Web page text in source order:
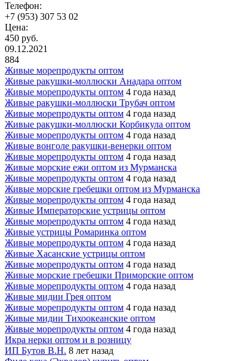
Телефон:
+7 (953) 307 53 02
Цена:
450 руб.
09.12.2021
884
Живые морепродукты оптом
Живые ракушки-моллюски Анадара оптом
Живые морепродукты оптом 4 года назад
Живые ракушки-моллюски Трубач оптом
Живые морепродукты оптом 4 года назад
Живые ракушки-моллюски Корбикула оптом
Живые морепродукты оптом 4 года назад
Живые вонголе ракушки-венерки оптом
Живые морепродукты оптом 4 года назад
Живые морские ежи оптом из Мурманска
Живые морепродукты оптом 4 года назад
Живые морские гребешки оптом из Мурманска
Живые морепродукты оптом 4 года назад
Живые Императорские устрицы оптом
Живые морепродукты оптом 4 года назад
Живые устрицы Ромаринка оптом
Живые морепродукты оптом 4 года назад
Живые Хасанские устрицы оптом
Живые морепродукты оптом 4 года назад
Живые морские гребешки Приморские оптом
Живые морепродукты оптом 4 года назад
Живые мидии Грея оптом
Живые морепродукты оптом 4 года назад
Живые мидии Тихоокеанские оптом
Живые морепродукты оптом 4 года назад
Икра нерки оптом и в розницу
ИП Бутов В.Н. 8 лет назад